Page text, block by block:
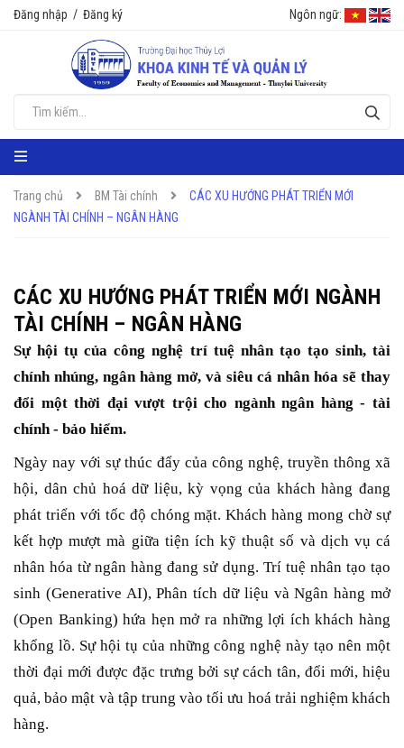
Đăng nhập / Đăng ký Ngôn ngữ:
Trang chủ BM Tài chính
CÁC XU HƯỚNG PHÁT TRIỂN MỚI
NGÀNH TÀI CHÍNH – NGÂN HÀNG
CÁC XU HƯỚNG PHÁT TRIỂN MỚI NGÀNH
TÀI CHÍNH – NGÂN HÀNG
Sự hội tụ của công nghệ trí tuệ nhân tạo tạo sinh, tài
chính nhúng, ngân hàng mở, và siêu cá nhân hóa sẽ thay
đổi một thời đại vượt trội cho ngành ngân hàng - tài
chính - bảo hiểm.
Ngày nay với sự thúc đẩy của công nghệ, truyền thông xã
hội, dân chủ hoá dữ liệu, kỳ vọng của khách hàng đang
phát triển với tốc độ chóng mặt. Khách hàng mong chờ sự
kết hợp mượt mà giữa tiện ích kỹ thuật số và dịch vụ cá
nhân hóa từ ngân hàng đang sử dụng. Trí tuệ nhân tạo tạo
sinh (Generative AI), Phân tích dữ liệu và Ngân hàng mở
(Open Banking) hứa hẹn mở ra những lợi ích khách hàng
khổng lồ. Sự hội tụ của những công nghệ này tạo nên một
thời đại mới được đặc trưng bởi sự cách tân, đổi mới, hiệu
quả, bảo mật và tập trung vào tối ưu hoá trải nghiệm khách
hàng.